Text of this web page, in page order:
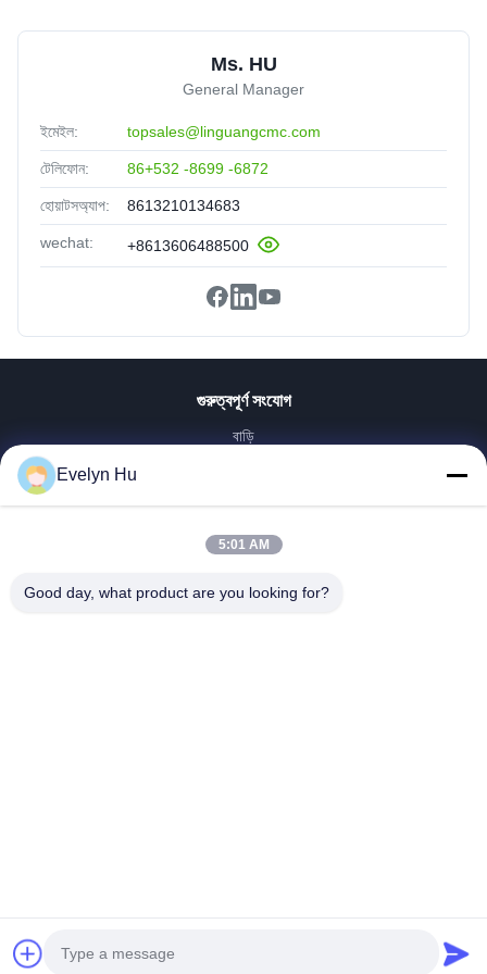
Ms. HU
General Manager
ইমেইল: topsales@linguangcmc.com
টেলিফোন: 86+532 -8699 -6872
হোয়াটসঅ্যাপ: 8613210134683
wechat: +8613606488500
গুরুত্বপূর্ণ সংযোগ
বাড়ি
কারখানা ভ্রমণ
মান নিয়ন্ত্রণ
Evelyn Hu
5:01 AM
Good day, what product are you looking for?